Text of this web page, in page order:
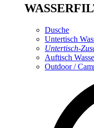
Dusche
Untertisch
Untertisch-
Auftisch
Outdoor /